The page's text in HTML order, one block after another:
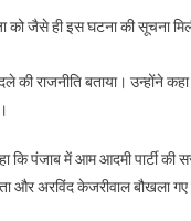
जैसे ही इस घटना की सूचना
राजनीति बताया। उन्होंने
पंजाब में आम आदमी पार्टी की
और अरविंद केजरीवाल बौखला गए